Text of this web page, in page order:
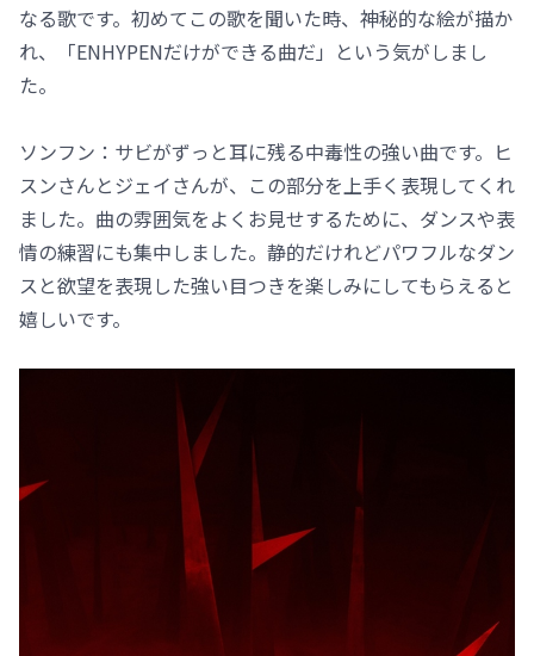
なる歌です。初めてこの歌を聞いた時、神秘的な絵が描か
れ、「ENHYPENだけができる曲だ」という気がしまし
た。
ソンフン：サビがずっと耳に残る中毒性の強い曲です。ヒ
スンさんとジェイさんが、この部分を上手く表現してくれ
ました。曲の雰囲気をよくお見せするために、ダンスや表
情の練習にも集中しました。静的だけれどパワフルなダン
スと欲望を表現した強い目つきを楽しみにしてもらえると
嬉しいです。